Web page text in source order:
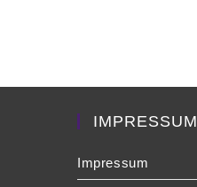
IMPRESSUM
Impressum